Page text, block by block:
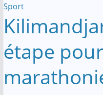
Sport
étape